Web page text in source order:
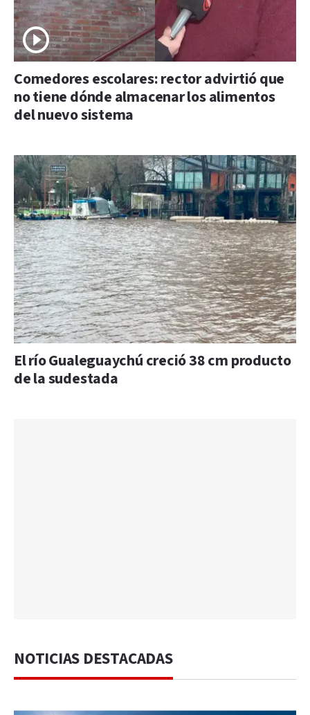
Comedores escolares: rector advirtió que
no tiene dónde almacenar los alimentos
del nuevo sistema
El río Gualeguaychú creció 38 cm producto
de la sudestada
NOTICIAS DESTACADAS